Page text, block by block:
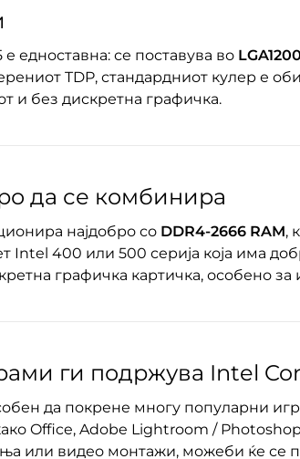
е едноставна: се поставува во
TDP, стандардниот кулер е
и без дискретна графичка.
да се комбинира
најдобро со DDR4-2666 RAM,
Intel 400 или 500 серија која има
графичка картичка, особено за
ги подржува Intel
да покрене многу популарни
Office, Adobe Lightroom /
или видео монтажи, можеби ќе се